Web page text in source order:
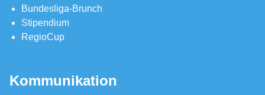
Bundesliga-Brunch
Stipendium
RegioCup
Kommunikation